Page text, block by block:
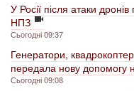
У Росії після атаки
НПЗ
Сьогодні 09:37
Генератори,
передала нову допомогу
Сьогодні 09:08